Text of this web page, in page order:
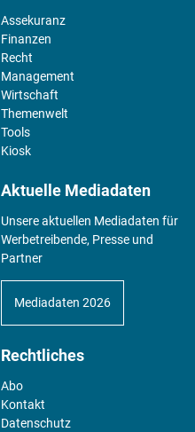
Assekuranz
Finanzen
Recht
Management
Wirtschaft
Themenwelt
Tools
Kiosk
Aktuelle Mediadaten
Unsere aktuellen Mediadaten für
Werbetreibende, Presse und
Partner
Mediadaten 2026
Rechtliches
Abo
Kontakt
Datenschutz